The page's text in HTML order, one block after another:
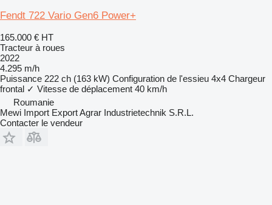
Fendt 722 Vario Gen6 Power+
165.000 € HT
Tracteur à roues
2022
4.295 m/h
Puissance 222 ch (163 kW) Configuration de l'essieu 4x4 Chargeur
frontal ✓ Vitesse de déplacement 40 km/h
Roumanie
Mewi Import Export Agrar Industrietechnik S.R.L.
Contacter le vendeur